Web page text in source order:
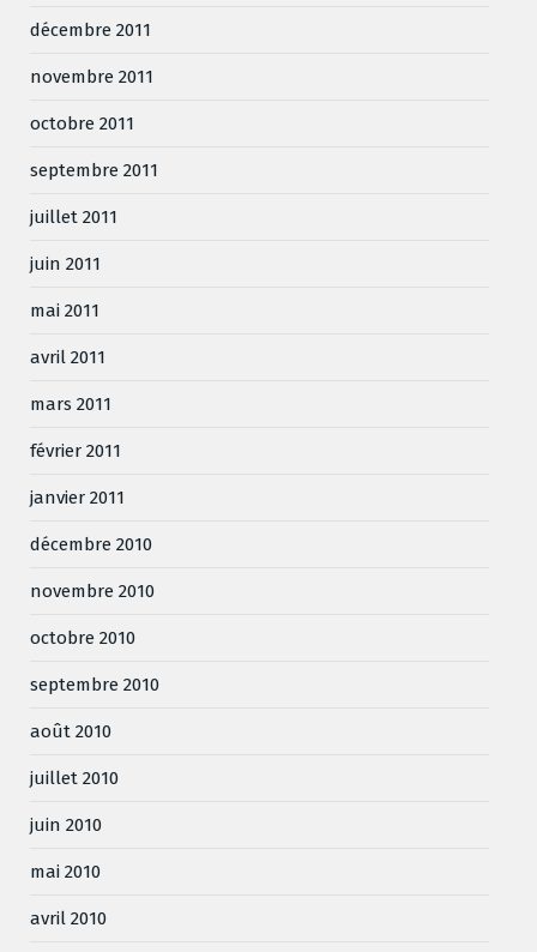
décembre 2011
novembre 2011
octobre 2011
septembre 2011
juillet 2011
juin 2011
mai 2011
avril 2011
mars 2011
février 2011
janvier 2011
décembre 2010
novembre 2010
octobre 2010
septembre 2010
août 2010
juillet 2010
juin 2010
mai 2010
avril 2010